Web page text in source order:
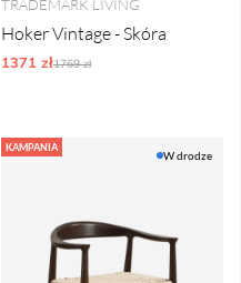
TRADEMARK LIVING
Hoker Vintage - Skóra
1371 złOrdynarne ceny:
1769 zł
KAMPANIA
W drodze